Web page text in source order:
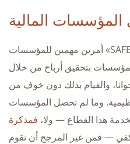
المؤسسات المالية
سيحقق قانون «SAFE Banking Act» أمرين مهمين للمؤسسات
بتحقيق أرباح من خلال
والقيام بذلك دون خوف من
وما لم تحصل المؤسسات
هذا القطاع — ولا، فمذكرة
— فمن غير المرجح أن تقوم